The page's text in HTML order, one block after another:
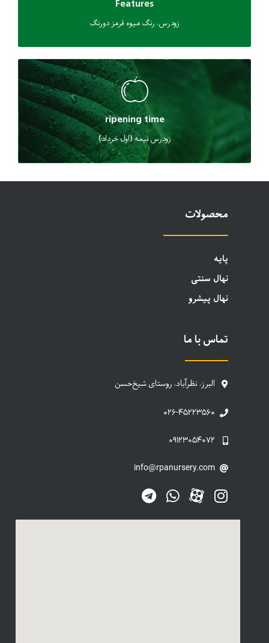
Features
زودرس، رنگ میوه قرمز دورنگ
ripening time
زودرس نیمه (اول خرداد)
محصولات
پایه
نهال سنتی
نهال پیشرو
تماس با ما
البرز، نظرآباد، روستای شیخ‌حسن
۰۲۶-۴۵۲۲۳۵۶۰
۰۹۱۲۳۰۵۴۰۷۲
info@rpanursery.com